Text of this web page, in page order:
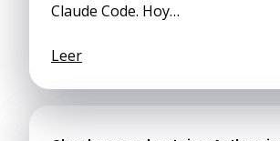
Claude Code. Hoy…
Leer